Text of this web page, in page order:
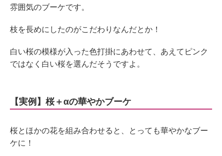
雰囲気のブーケです。
枝を長めにしたのがこだわりなんだとか！
白い桜の模様が入った色打掛にあわせて、あえてピンク
ではなく白い桜を選んだそうですよ。
【実例】桜＋αの華やかブーケ
桜とほかの花を組み合わせると、とっても華やかなブー
ケに！